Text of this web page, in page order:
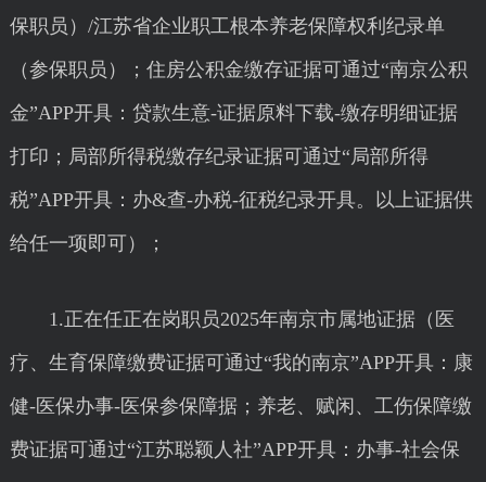
保职员）/江苏省企业职工根本养老保障权利纪录单
（参保职员）；住房公积金缴存证据可通过“南京公积
金”APP开具：贷款生意-证据原料下载-缴存明细证据
打印；局部所得税缴存纪录证据可通过“局部所得
税”APP开具：办&查-办税-征税纪录开具。以上证据供
给任一项即可）；
1.正在任正在岗职员2025年南京市属地证据（医
疗、生育保障缴费证据可通过“我的南京”APP开具：康
健-医保办事-医保参保障据；养老、赋闲、工伤保障缴
费证据可通过“江苏聪颖人社”APP开具：办事-社会保